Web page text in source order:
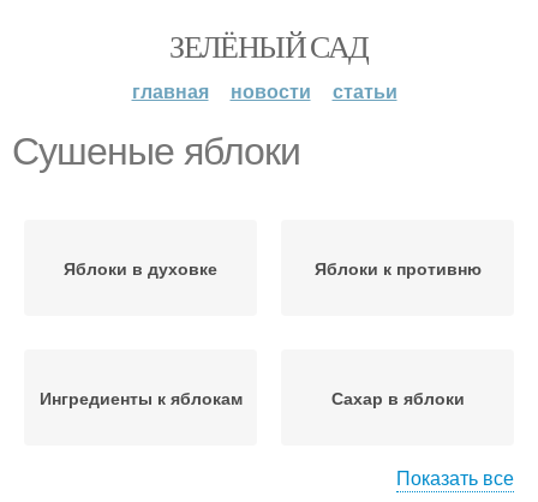
ЗЕЛЁНЫЙ САД
главная новости статьи
Сушеные яблоки
Яблоки в духовке Яблоки к противню
Ингредиенты к яблокам Сахар в яблоки
Показать все